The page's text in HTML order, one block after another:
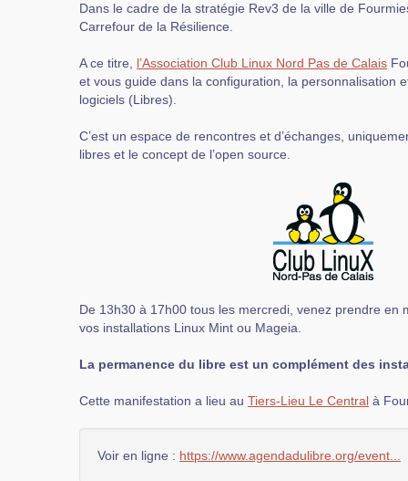
Dans le cadre de la stratégie Rev3 de la ville de
Carrefour de la Résilience.
A ce titre, l’Association Club Linux Nord Pas de Calais
et vous guide dans la configuration, la personnalisation
logiciels (Libres).
C’est un espace de rencontres et d’échanges,
libres et le concept de l’open source.
De 13h30 à 17h00 tous les mercredi, venez prendre en
vos installations Linux Mint ou Mageia.
La permanence du libre est un complément des
Cette manifestation a lieu au Tiers-Lieu Le Central à
Voir en ligne : https://www.agendadulibre.org/event...